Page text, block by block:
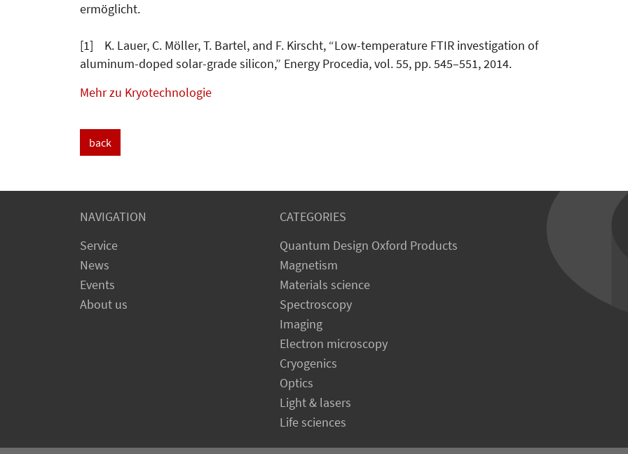
ermöglicht.
[1] K. Lauer, C. Möller, T. Bartel, and F. Kirscht, “Low-temperature FTIR investigation of
aluminum-doped solar-grade silicon,” Energy Procedia, vol. 55, pp. 545–551, 2014.
Mehr zu Kryotechnologie
back
NAVIGATION
Service
News
Events
About us
CATEGORIES
Quantum Design Oxford Products
Magnetism
Materials science
Spectroscopy
Imaging
Electron microscopy
Cryogenics
Optics
Light & lasers
Life sciences